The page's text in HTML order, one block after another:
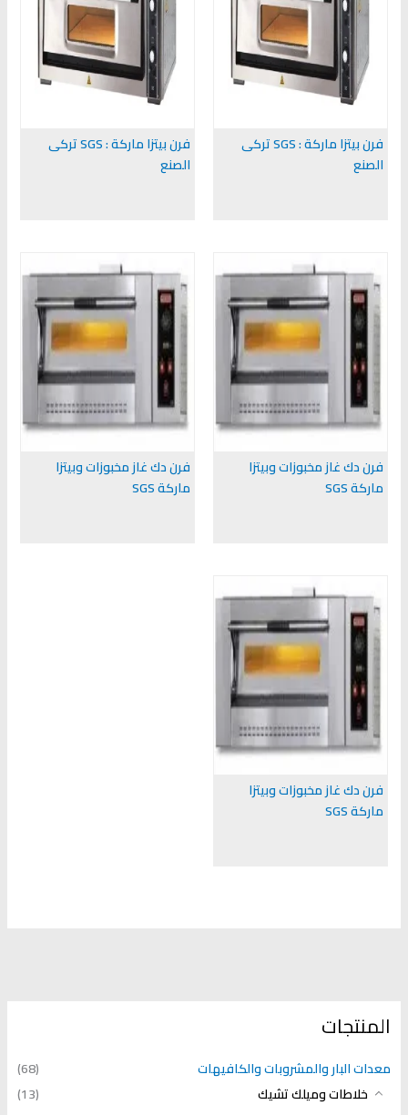
المنتجات
معدات البار والمشروبات والكافيهات
(68)
خلاطات وميلك تشيك
(13)
فرن بيتزا ماركة : SGS تركى
الصنع
فرن بيتزا ماركة : SGS تركى
الصنع
فرن دك غاز مخبوزات وبيتزا
ماركة SGS
فرن دك غاز مخبوزات وبيتزا
ماركة SGS
فرن دك غاز مخبوزات وبيتزا
ماركة SGS